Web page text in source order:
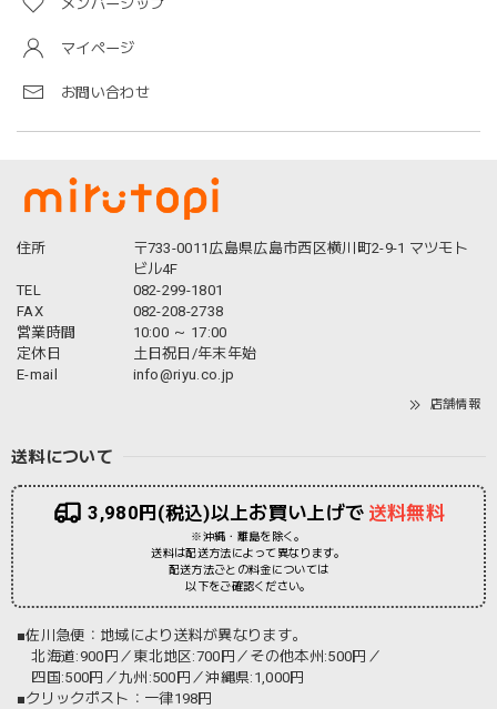
メンバーシップ
マイページ
お問い合わせ
住所
〒733-0011広島県広島市西区横川町2-9-1 マツモト
ビル4F
TEL
082-299-1801
FAX
082-208-2738
営業時間
10:00 ～ 17:00
定休日
土日祝日/年末年始
E-mail
info@riyu.co.jp
店舗情報
送料について
3,980円(税込)以上お買い上げで 送料無料
※沖縄・離島を除く。
送料は配送方法によって異なります。
配送方法ごとの料金については
以下をご確認ください。
■佐川急便：地域により送料が異なります。
北海道:900円／東北地区:700円／その他本州:500円／
四国:500円／九州:500円／沖縄県:1,000円
■クリックポスト：一律198円